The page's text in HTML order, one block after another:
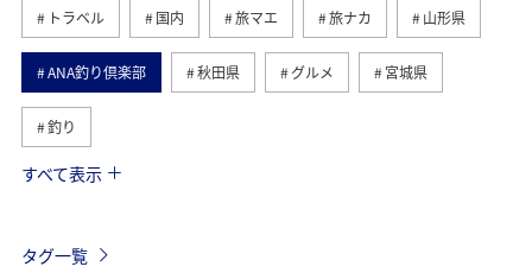
トラベル 国内 旅マエ 旅ナカ 山形県
ANA釣り倶楽部 秋田県 グルメ 宮城県
釣り
アクティビティ
すべて表示
タグ一覧